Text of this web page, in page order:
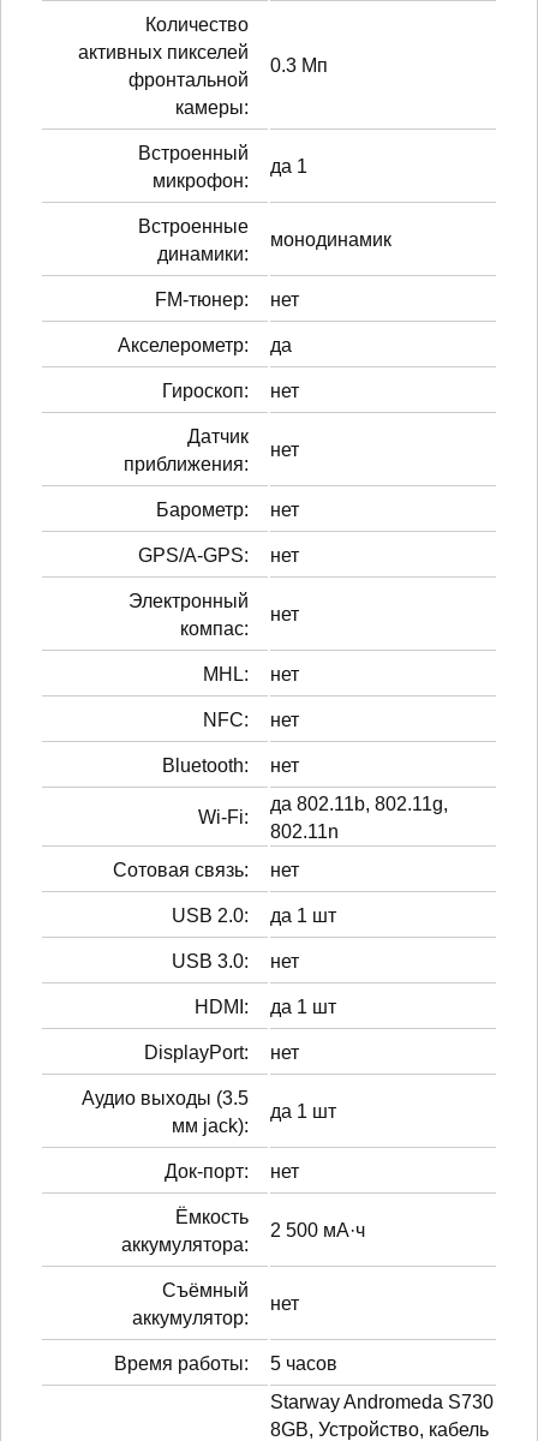
Количество
активных пикселей
фронтальной
камеры:
0.3 Мп
Встроенный
микрофон:
да 1
Встроенные
динамики:
монодинамик
FM-тюнер: нет
Акселерометр: да
Гироскоп: нет
Датчик
приближения:
нет
Барометр: нет
GPS/A-GPS: нет
Электронный
компас:
нет
MHL: нет
NFC: нет
Bluetooth: нет
Wi-Fi:
да 802.11b, 802.11g,
802.11n
Сотовая связь:
нет
USB 2.0: да 1 шт
USB 3.0: нет
HDMI: да 1 шт
DisplayPort: нет
Аудио выходы (3.5
мм jack):
да 1 шт
Док-порт: нет
Ёмкость
аккумулятора:
2 500 мА·ч
Cъёмный
аккумулятор:
нет
Время работы: 5 часов
Starway Andromeda S730
8GB, Устройство, кабель